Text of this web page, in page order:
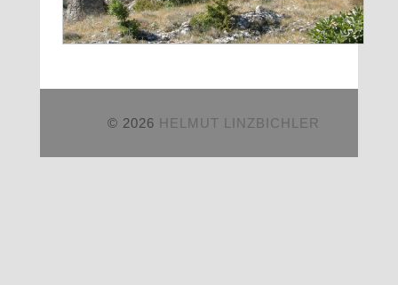
© 2026 HELMUT LINZBICHLER